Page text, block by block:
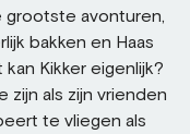
grootste avonturen,
bakken en Haas
Kikker eigenlijk?
als zijn vrienden
te vliegen als